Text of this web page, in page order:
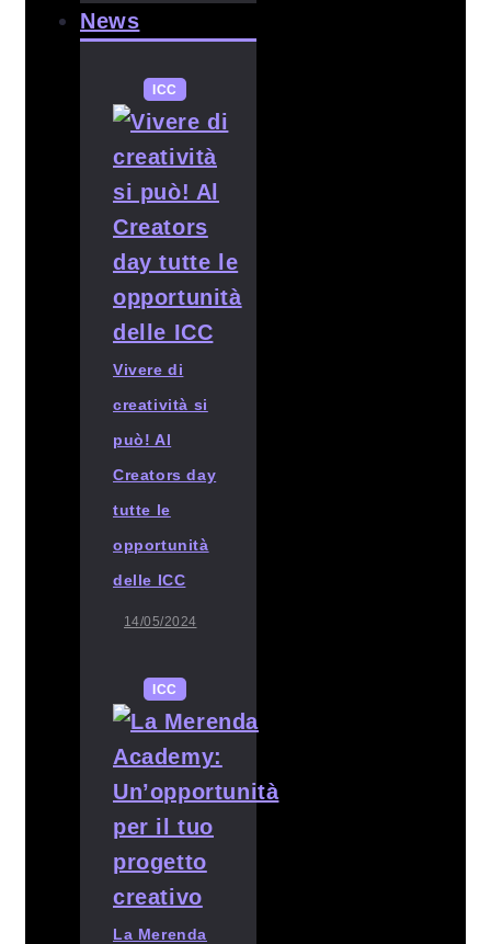
News
ICC
Vivere di
creatività si
può! Al
Creators day
tutte le
opportunità
delle ICC
14/05/2024
ICC
La Merenda